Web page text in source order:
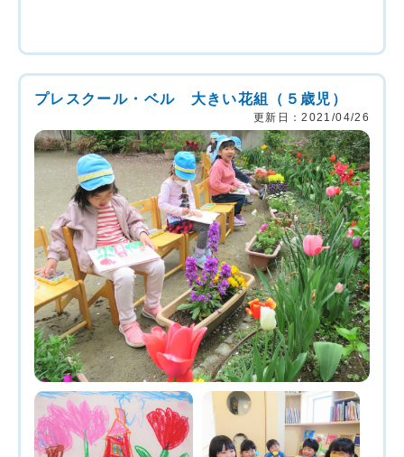
プレスクール・ベル 大きい花組（５歳児）
更新日：2021/04/26